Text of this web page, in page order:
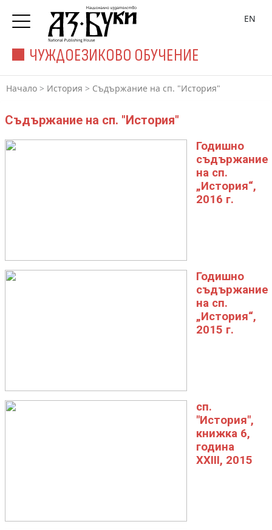
ЧУЖДОЕЗИКОВО ОБУЧЕНИЕ
EN
Начало > История > Съдържание на сп. "История"
Съдържание на сп. "История"
Годишно
съдържание
на сп.
„История“,
2016 г.
Годишно
съдържание
на сп.
„История“,
2015 г.
сп.
"История",
книжка 6,
година
XXIII, 2015